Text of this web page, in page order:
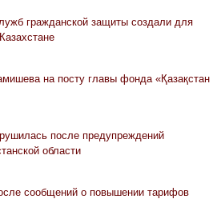
гражданской защиты создали для
на посту главы фонда «Қазақстан
после предупреждений
области
сообщений о повышении тарифов